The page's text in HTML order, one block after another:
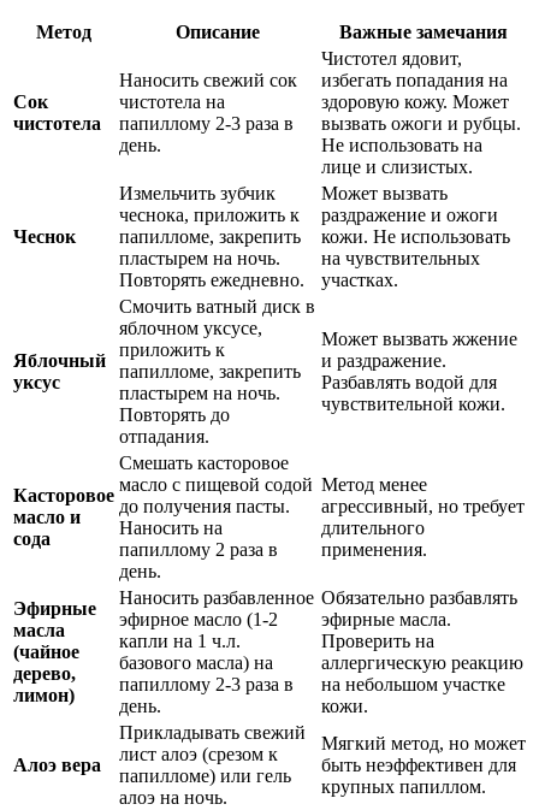
Метод Описание Важные замечания
Сок
чистотела
Наносить свежий сок
чистотела на
папиллому 2-3 раза в
день.
Чистотел ядовит,
избегать попадания на
здоровую кожу. Может
вызвать ожоги и рубцы.
Не использовать на
лице и слизистых.
Чеснок
Измельчить зубчик
чеснока, приложить к
папилломе, закрепить
пластырем на ночь.
Повторять ежедневно.
Может вызвать
раздражение и ожоги
кожи. Не использовать
на чувствительных
участках.
Яблочный
уксус
Смочить ватный диск в
яблочном уксусе,
приложить к
папилломе, закрепить
пластырем на ночь.
Повторять до
отпадания.
Может вызвать жжение
и раздражение.
Разбавлять водой для
чувствительной кожи.
Касторовое
масло и
сода
Смешать касторовое
масло с пищевой содой
до получения пасты.
Наносить на
папиллому 2 раза в
день.
Метод менее
агрессивный, но требует
длительного
применения.
Эфирные
масла
(чайное
дерево,
лимон)
Наносить разбавленное
эфирное масло (1-2
капли на 1 ч.л.
базового масла) на
папиллому 2-3 раза в
день.
Обязательно разбавлять
эфирные масла.
Проверить на
аллергическую реакцию
на небольшом участке
кожи.
Алоэ вера
Прикладывать свежий
лист алоэ (срезом к
папилломе) или гель
алоэ на ночь.
Мягкий метод, но может
быть неэффективен для
крупных папиллом.